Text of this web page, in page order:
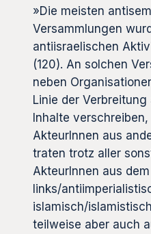
»Die meisten
Versammlungen
antiisraelischen
(120). An solchen
neben
Linie der
Inhalte
AkteurInnen aus
traten trotz aller
AkteurInnen aus dem
links/
islamisch/
teilweise aber auch